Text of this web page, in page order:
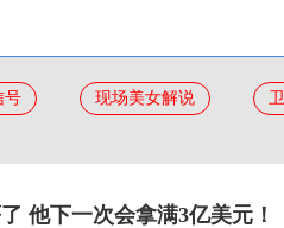
号 现场美女解说
他下一次会拿满3亿美元！